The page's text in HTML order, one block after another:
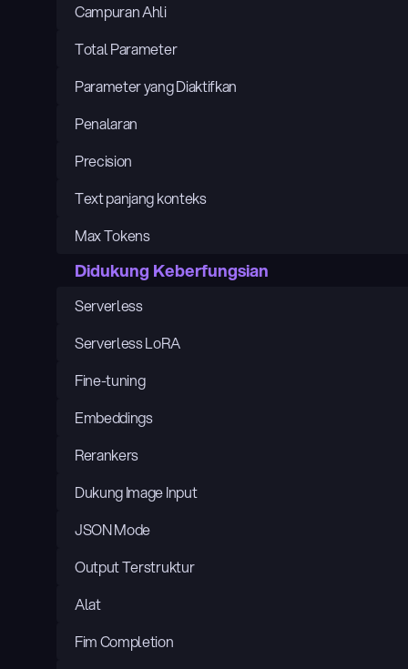
Campuran Ahli
Total Parameter
Parameter yang Diaktifkan
Penalaran
Precision
Text panjang konteks
Max Tokens
Didukung Keberfungsian
Serverless
Serverless LoRA
Fine-tuning
Embeddings
Rerankers
Dukung Image Input
JSON Mode
Output Terstruktur
Alat
Fim Completion